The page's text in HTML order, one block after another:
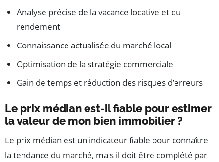
Analyse précise de la vacance locative et du
rendement
Connaissance actualisée du marché local
Optimisation de la stratégie commerciale
Gain de temps et réduction des risques d’erreurs
Le prix médian est-il fiable pour estimer
la valeur de mon bien immobilier ?
Le prix médian est un indicateur fiable pour connaître
la tendance du marché, mais il doit être complété par